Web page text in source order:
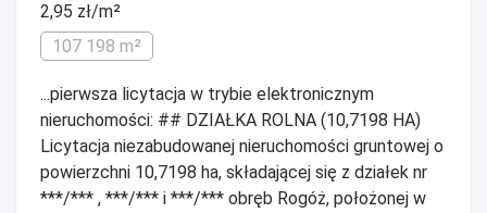
2,95 zł/m²
107 198 m²
...pierwsza licytacja w trybie elektronicznym
nieruchomości: ## DZIAŁKA ROLNA (10,7198 HA)
Licytacja niezabudowanej nieruchomości gruntowej o
powierzchni 10,7198 ha, składającej się z działek nr
***/*** , ***/*** i ***/*** obręb Rogóż, położonej w